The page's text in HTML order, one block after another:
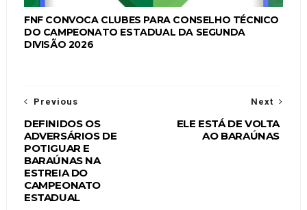
FNF CONVOCA CLUBES PARA CONSELHO TÉCNICO
DO CAMPEONATO ESTADUAL DA SEGUNDA
DIVISÃO 2026
Next
ELE ESTÁ DE VOLTA
AO BARAÚNAS
Previous
DEFINIDOS OS
ADVERSÁRIOS DE
POTIGUAR E
BARAÚNAS NA
ESTREIA DO
CAMPEONATO
ESTADUAL